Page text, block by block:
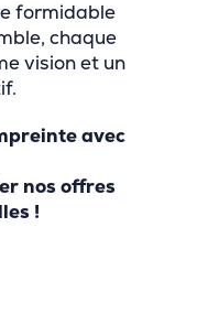
formidable
chaque
vision et un
avec
nos offres
!